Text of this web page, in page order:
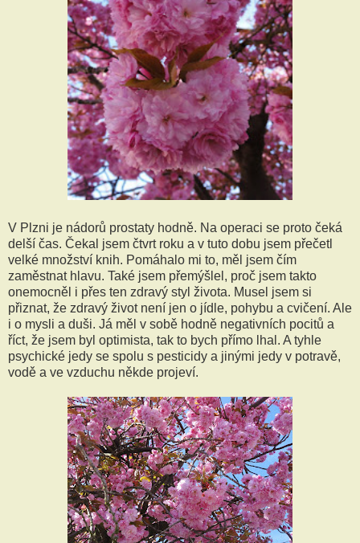
V Plzni je nádorů prostaty hodně. Na operaci se proto čeká
delší čas. Čekal jsem čtvrt roku a v tuto dobu jsem přečetl
velké množství knih. Pomáhalo mi to, měl jsem čím
zaměstnat hlavu. Také jsem přemýšlel, proč jsem takto
onemocněl i přes ten zdravý styl života. Musel jsem si
přiznat, že zdravý život není jen o jídle, pohybu a cvičení. Ale
i o mysli a duši. Já měl v sobě hodně negativních pocitů a
říct, že jsem byl optimista, tak to bych přímo lhal. A tyhle
psychické jedy se spolu s pesticidy a jinými jedy v potravě,
vodě a ve vzduchu někde projeví.